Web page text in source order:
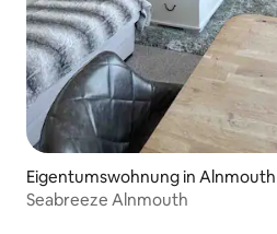
Eigentumswohnung in Alnmouth
Seabreeze Alnmouth